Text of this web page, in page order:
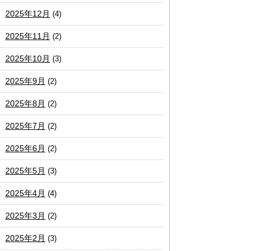
2025年12月 (4)
2025年11月 (2)
2025年10月 (3)
2025年9月 (2)
2025年8月 (2)
2025年7月 (2)
2025年6月 (2)
2025年5月 (3)
2025年4月 (4)
2025年3月 (2)
2025年2月 (3)